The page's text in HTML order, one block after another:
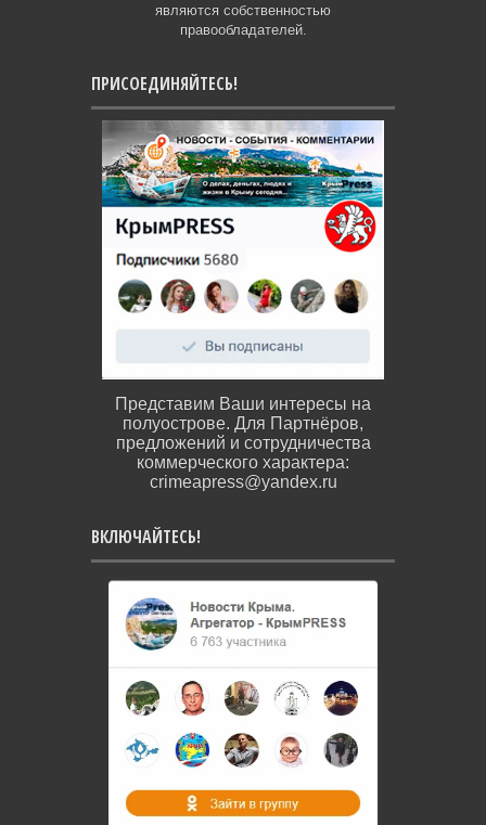
являются собственностью
правообладателей.
ПРИСОЕДИНЯЙТЕСЬ!
Представим Ваши интересы на
полуострове. Для Партнёров,
предложений и сотрудничества
коммерческого характера:
crimeapress@yandex.ru
ВКЛЮЧАЙТЕСЬ!